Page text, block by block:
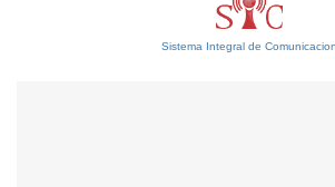
Sistema Integral de Comunicacion